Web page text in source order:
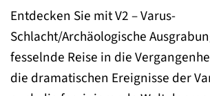
Entdecken Sie mit V2 – Varus-
Schlacht/Archäologische
fesselnde Reise in die
die dramatischen Ereignisse der